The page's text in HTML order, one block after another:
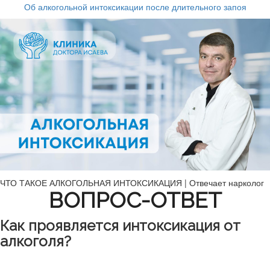
Об алкогольной интоксикации после длительного запоя
ЧТО ТАКОЕ АЛКОГОЛЬНАЯ ИНТОКСИКАЦИЯ | Отвечает нарколог
ВОПРОС-ОТВЕТ
Как проявляется интоксикация от
алкоголя?